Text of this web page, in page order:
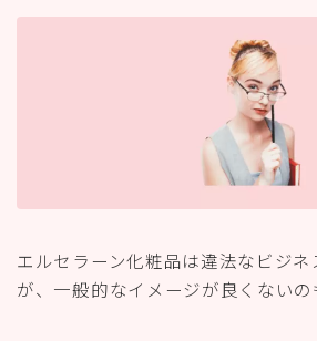
エルセラーン化粧品は違法なビジ
が、一般的なイメージが良くないの